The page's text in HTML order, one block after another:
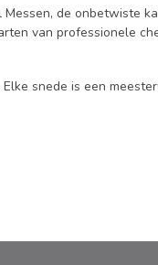
de onbetwiste
van professionele
snede is een